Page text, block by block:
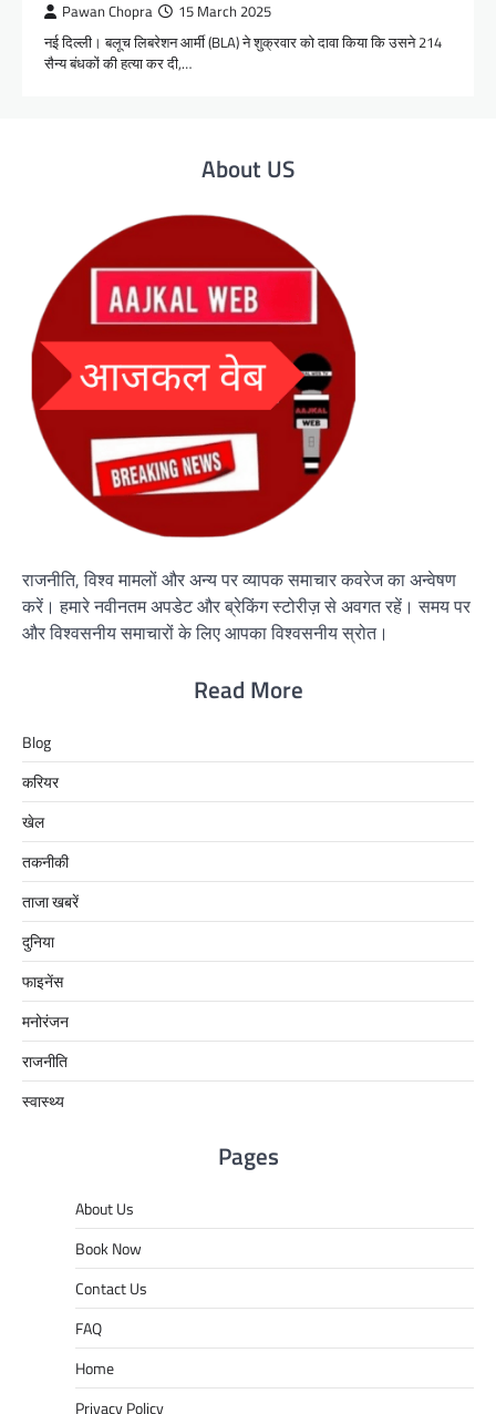
Pawan Chopra 15 March 2025
नई दिल्ली। बलूच लिबरेशन आर्मी (BLA) ने शुक्रवार को दावा किया कि उसने 214
सैन्य बंधकों की हत्या कर दी,…
About US
राजनीति, विश्व मामलों और अन्य पर व्यापक समाचार कवरेज का अन्वेषण
करें। हमारे नवीनतम अपडेट और ब्रेकिंग स्टोरीज़ से अवगत रहें। समय पर
और विश्वसनीय समाचारों के लिए आपका विश्वसनीय स्रोत।
Read More
Blog
करियर
खेल
तकनीकी
ताजा खबरें
दुनिया
फाइनेंस
मनोरंजन
राजनीति
स्वास्थ्य
Pages
About Us
Book Now
Contact Us
FAQ
Home
Privacy Policy